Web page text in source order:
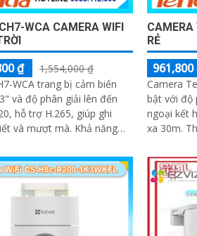
WCA CAMERA WIFI
₫
1,554,000 ₫
WCA trang bị cảm biến
và độ phân giải lên đến
hỗ trợ H.265, giúp ghi
mượt mà. Khả năng
RẺ
961,800
Camera
bật với độ
ngoại kết
xa 30m. Thiết bị quay 355° và nghiêng
động, con